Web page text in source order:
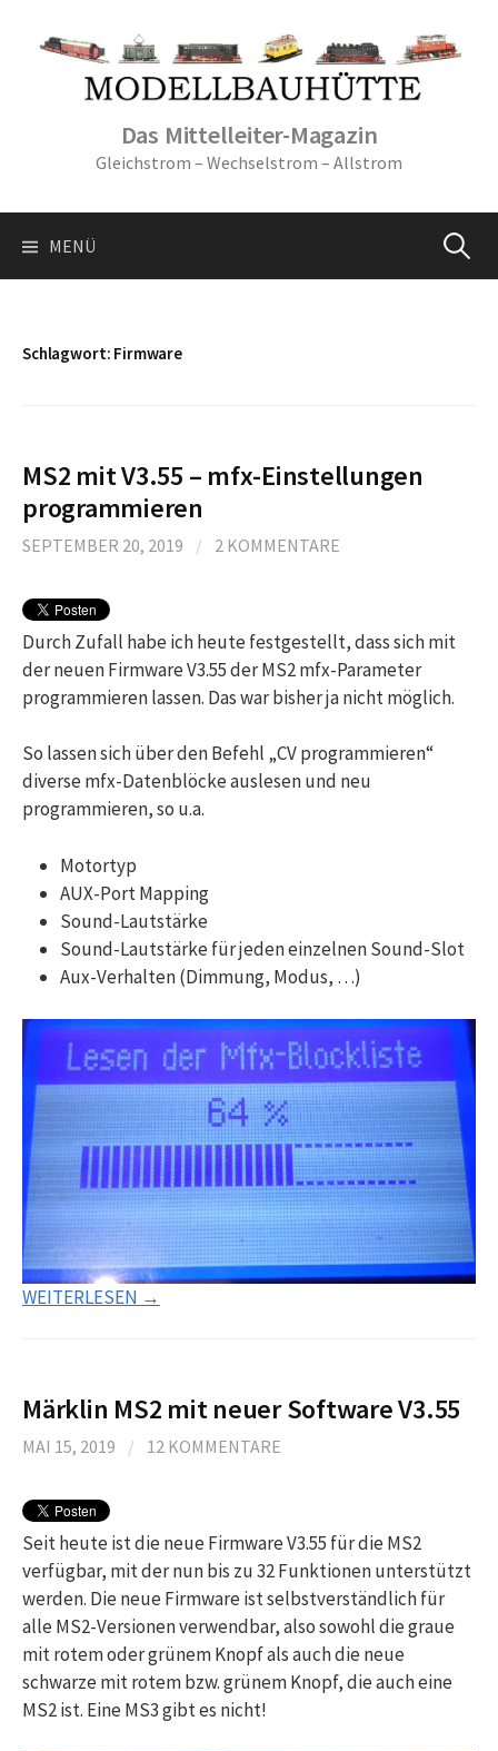
Das Mittelleiter-Magazin
Gleichstrom – Wechselstrom – Allstrom
MENÜ Suche
Schlagwort: Firmware
MS2 mit V3.55 – mfx-Einstellungen
programmieren
SEPTEMBER 20, 2019 / 2 KOMMENTARE
Durch Zufall habe ich heute festgestellt, dass sich mit
der neuen Firmware V3.55 der MS2 mfx-Parameter
programmieren lassen. Das war bisher ja nicht möglich.
So lassen sich über den Befehl „CV programmieren“
diverse mfx-Datenblöcke auslesen und neu
programmieren, so u.a.
Motortyp
AUX-Port Mapping
Sound-Lautstärke
Sound-Lautstärke für jeden einzelnen Sound-Slot
Aux-Verhalten (Dimmung, Modus, …)
WEITERLESEN →
Märklin MS2 mit neuer Software V3.55
MAI 15, 2019 / 12 KOMMENTARE
Seit heute ist die neue Firmware V3.55 für die MS2
verfügbar, mit der nun bis zu 32 Funktionen unterstützt
werden. Die neue Firmware ist selbstverständlich für
alle MS2-Versionen verwendbar, also sowohl die graue
mit rotem oder grünem Knopf als auch die neue
schwarze mit rotem bzw. grünem Knopf, die auch eine
MS2 ist. Eine MS3 gibt es nicht!